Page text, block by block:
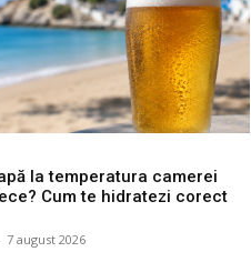
la temperatura camerei
Cum te hidratezi corect
7 august 2026